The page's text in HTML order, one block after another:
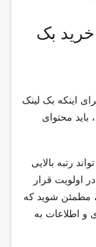
بک
اینکه بک لینک
محتوای
رتبه بالایی
اولویت قرار
مطمئن شوید که
و اطلاعات به